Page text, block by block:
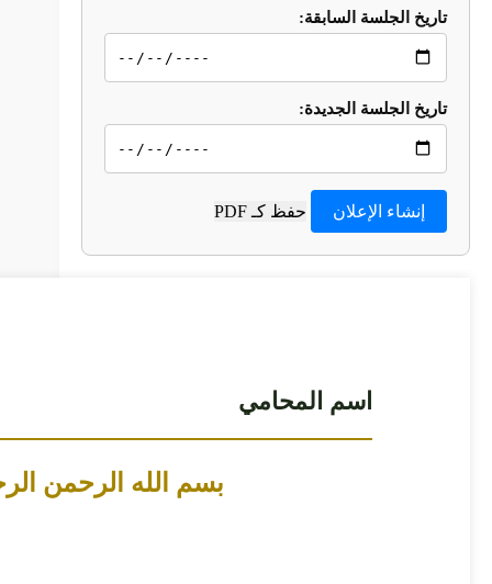
تاريخ الجلسة السابقة:
تاريخ الجلسة الجديدة:
إنشاء الإعلان حفظ كـ PDF
اسم المحامي
بسم الله الرحمن